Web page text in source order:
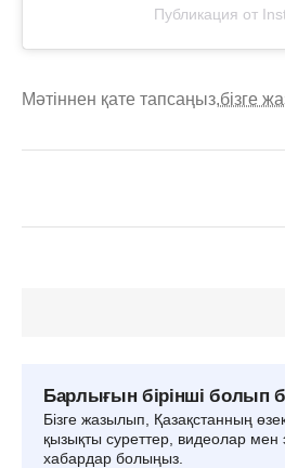
Публикация от
Мәтіннен қате тапсаңыз,бізге
Барлығын бірінші болып
Бізге жазылып, Қазақстанның
қызықты суреттер, видеолар мен
хабардар болыңыз.